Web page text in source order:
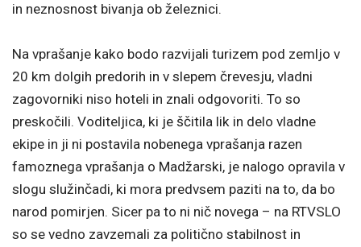
in neznosnost bivanja ob železnici.
Na vprašanje kako bodo razvijali turizem pod zemljo v
20 km dolgih predorih in v slepem črevesju, vladni
zagovorniki niso hoteli in znali odgovoriti. To so
preskočili. Voditeljica, ki je ščitila lik in delo vladne
ekipe in ji ni postavila nobenega vprašanja razen
famoznega vprašanja o Madžarski, je nalogo opravila v
slogu služinčadi, ki mora predvsem paziti na to, da bo
narod pomirjen. Sicer pa to ni nič novega – na RTVSLO
so se vedno zavzemali za politično stabilnost in